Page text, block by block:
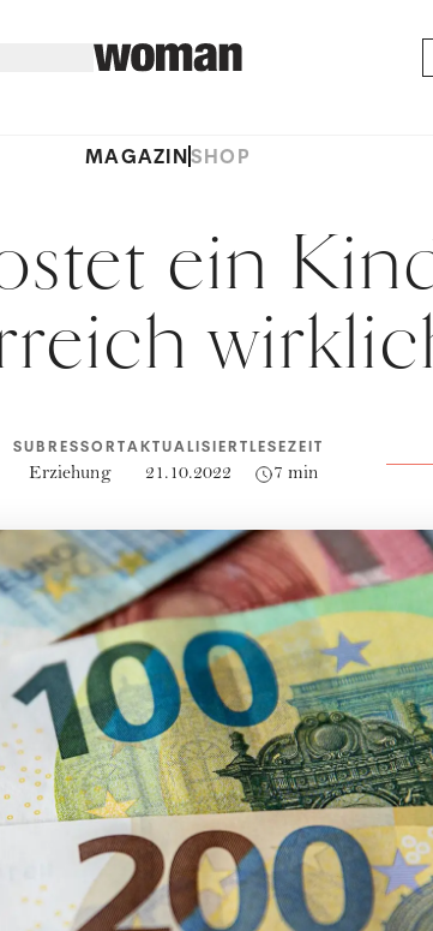
MAGAZINSHOP
ein
SUBRESSORT
Erziehung
AKTUALISIERT
21.10.2022
LESEZEIT
7 min